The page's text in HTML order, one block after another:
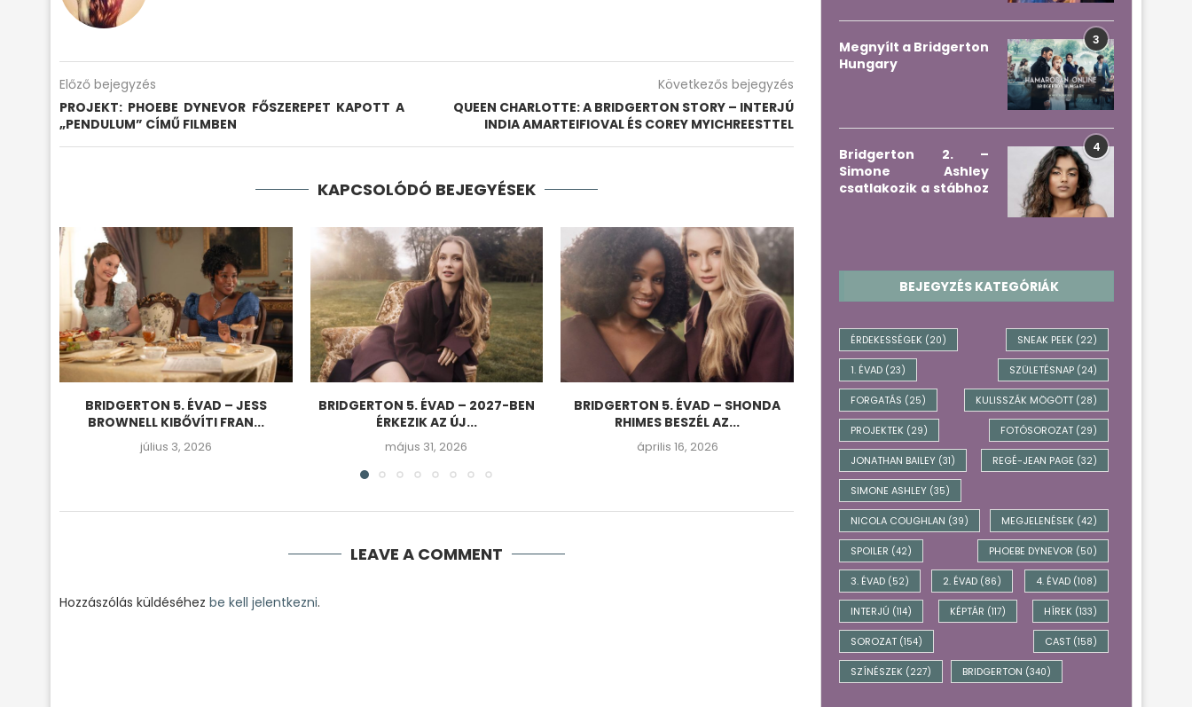
Előző bejegyzés
PROJEKT: PHOEBE DYNEVOR FŐSZEREPET KAPOTT A
„PENDULUM” CÍMŰ FILMBEN
Következős bejegyzés
QUEEN CHARLOTTE: A BRIDGERTON STORY – INTERJÚ
INDIA AMARTEIFIOVAL ÉS COREY MYICHREESTTEL
KAPCSOLÓDÓ BEJEGYÉSEK
BRIDGERTON 5. ÉVAD – JESS
BROWNELL KIBŐVÍTI FRAN...
július 3, 2026
BRIDGERTON 5. ÉVAD – 2027-BEN
ÉRKEZIK AZ ÚJ...
május 31, 2026
BRIDGERTON 5. ÉVAD – SHONDA
RHIMES BESZÉL AZ...
április 16, 2026
BRIDGERTON 5. ÉVAD – 3 ÚJ
TAGGAL BŐVÜL...
április 16, 2026
BESZÉLGETÉS
LEAVE A COMMENT
Hozzászólás küldéséhez be kell jelentkezni.
3
Megnyílt a Bridgerton
Hungary
4
Bridgerton 2. –
Simone Ashley
csatlakozik a stábhoz
BEJEGYZÉS KATEGÓRIÁK
ÉRDEKESSÉGEK (20) SNEAK PEEK (22)
1. ÉVAD (23) SZÜLETÉSNAP (24)
FORGATÁS (25) KULISSZÁK MÖGÖTT (28)
PROJEKTEK (29) FOTÓSOROZAT (29)
JONATHAN BAILEY (31) REGÉ-JEAN PAGE (32)
SIMONE ASHLEY (35)
NICOLA COUGHLAN (39) MEGJELENÉSEK (42)
SPOILER (42) PHOEBE DYNEVOR (50)
3. ÉVAD (52) 2. ÉVAD (86) 4. ÉVAD (108)
INTERJÚ (114) KÉPTÁR (117) HÍREK (133)
SOROZAT (154) CAST (158)
SZÍNÉSZEK (227) BRIDGERTON (340)